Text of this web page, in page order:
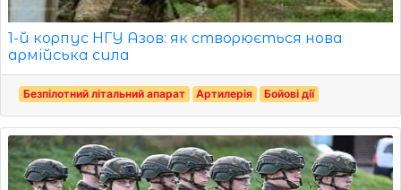
1-й корпус НГУ Азов: як створюється нова
армійська сила
Безпілотний літальний апарат Артилерія Бойові дії